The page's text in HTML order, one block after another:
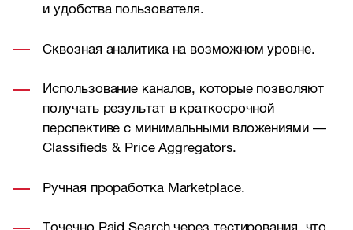
и удобства пользователя.
Сквозная аналитика на возможном уровне.
Использование каналов, которые позволяют
получать результат в краткосрочной
перспективе с минимальными вложениями —
Classifieds & Price Aggregators.
Ручная проработка Marketplace.